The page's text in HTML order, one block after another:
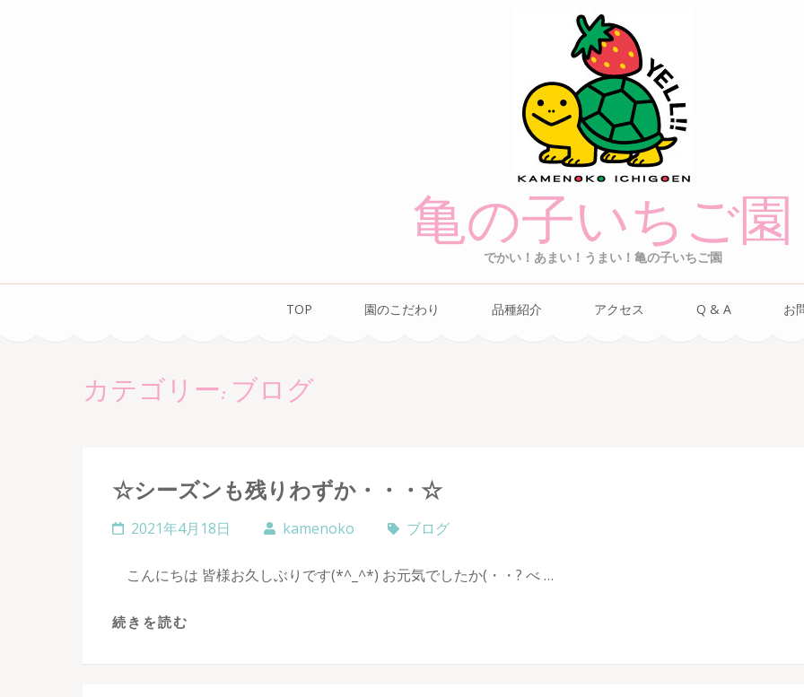
を
亀の子いちご園
でかい！あまい！うまい！亀の子いちご園
TOP 園のこだわり 品種紹介 アクセス Q & A お
カテゴリー: ブログ
☆シーズンも残りわずか・・・☆
2021年4月18日 kamenoko ブログ
こんにちは 皆様お久しぶりです(*^_^*) お元気でしたか(・・? べ …
続きを読む